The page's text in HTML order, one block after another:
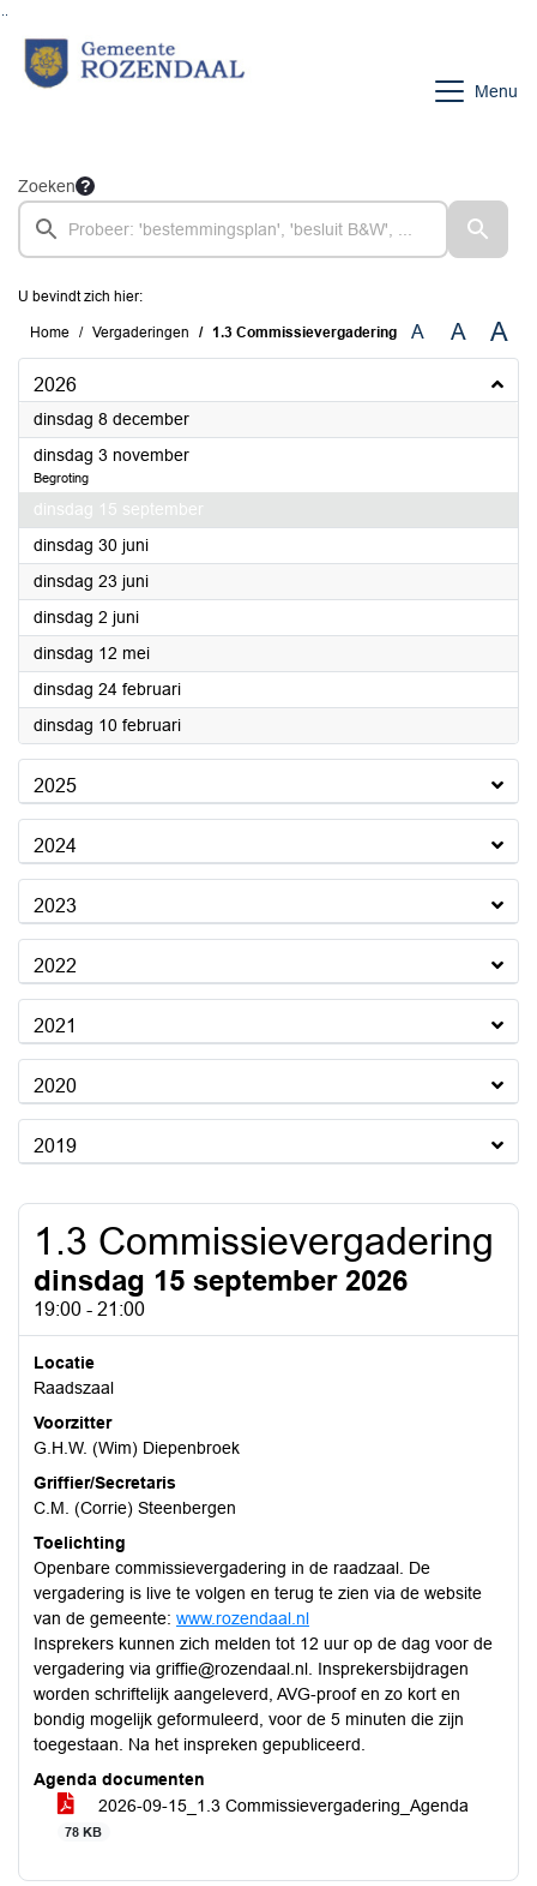
Menu
Zoeken
U bevindt zich hier:
Home Vergaderingen 1.3 Commissievergadering A A A
2026
dinsdag 8 december2026
dinsdag 3 november2026
Begroting
dinsdag 15 september
dinsdag 30 juni2026
dinsdag 23 juni2026
dinsdag 2 juni2026
dinsdag 12 mei2026
dinsdag 24 februari2026
dinsdag 10 februari2026
2025
2024
2023
2022
2021
2020
2019
1.3 Commissievergadering
dinsdag 15 september 2026
19:00 - 21:00
Locatie
Raadszaal
Voorzitter
G.H.W. (Wim) Diepenbroek
Griffier/Secretaris
C.M. (Corrie) Steenbergen
Toelichting
Openbare commissievergadering in de raadzaal. De
vergadering is live te volgen en terug te zien via de website
van de gemeente: www.rozendaal.nl
Insprekers kunnen zich melden tot 12 uur op de dag voor de
vergadering via griffie@rozendaal.nl. Insprekersbijdragen
worden schriftelijk aangeleverd, AVG-proof en zo kort en
bondig mogelijk geformuleerd, voor de 5 minuten die zijn
toegestaan. Na het inspreken gepubliceerd.
Agenda documenten
2026-09-15_1.3 Commissievergadering_Agenda
78 KB